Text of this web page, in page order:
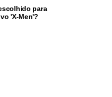
para
'X-Men'?